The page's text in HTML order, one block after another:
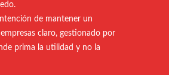
de mantener un
claro, gestionado por
prima la utilidad y no la